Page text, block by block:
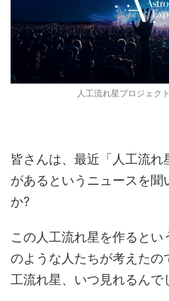
人工流れ星プロジェク
皆さんは、最近「人工流れ
があるというニュースを聞
か?
この人工流れ星を作ると
のような人たちが考えたの
工流れ星、いつ見れるんで